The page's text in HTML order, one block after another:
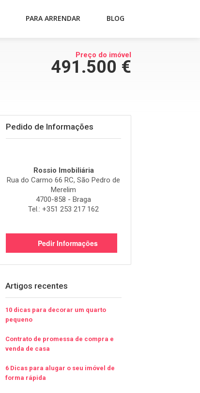
PARA ARRENDAR BLOG
Preço do imóvel
491.500 €
Pedido de Informações
Rossio Imobiliária
Rua do Carmo 66 RC, São Pedro de
Merelim
4700-858 - Braga
Tel.: +351 253 217 162
Pedir Informações
Artigos recentes
10 dicas para decorar um quarto
pequeno
Contrato de promessa de compra e
venda de casa
6 Dicas para alugar o seu imóvel de
forma rápida